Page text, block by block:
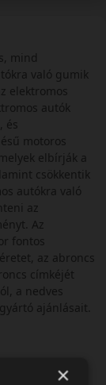
mind
való gumik
elektromos
autók
és
motoros
elbírják a
csökkentik
autókra való
az
Az
fontos
az abroncs
címkéjét
a nedves
ajánlásait.
×